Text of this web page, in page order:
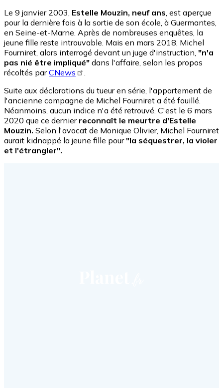
Le 9 janvier 2003, Estelle Mouzin, neuf ans , est aperçue
pour la dernière fois à la sortie de son école, à Guermantes,
en Seine-et-Marne. Après de nombreuses enquêtes, la
jeune fille reste introuvable. Mais en mars 2018, Michel
Fourniret, alors interrogé devant un juge d'instruction, "n'a
pas nié être impliqué" dans l'affaire, selon les propos
récoltés parCNews
Suite aux déclarations du tueur en série, l'appartement de
l'ancienne compagne de Michel Fourniret a été fouillé.
Néanmoins, aucun indice n'a été retrouvé. C'est le 6 mars
2020 que ce dernier reconnaît le meurtre d'Estelle
Mouzin. Selon l'avocat de Monique Olivier, Michel Fourniret
aurait kidnappé la jeune fille pour"la séquestrer, la violer
et l'étrangler".